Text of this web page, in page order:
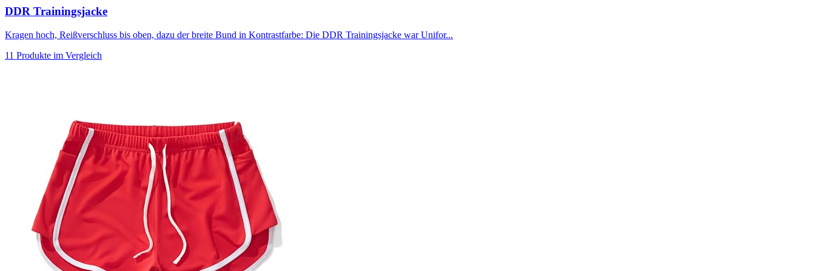
DDR Trainingsjacke
Kragen hoch, Reißverschluss bis oben, dazu der breite Bund in Kontrastfarbe: Die DDR Trainingsjacke war Unifor...
11 Produkte im Vergleich